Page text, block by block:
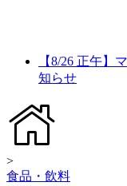
【8/26 正午】
知らせ
>
食品・飲料